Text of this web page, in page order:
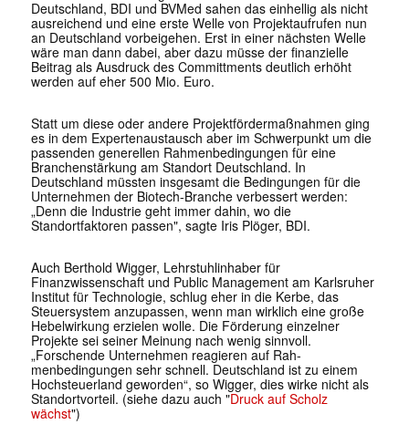
Deutschland, BDI und BVMed sahen das einhellig als nicht
ausreichend und eine erste Welle von Projektaufrufen nun
an Deutschland vorbeigehen. Erst in einer nächsten Welle
wäre man dann dabei, aber dazu müsse der finanzielle
Beitrag als Ausdruck des Committments deutlich erhöht
werden auf eher 500 Mio. Euro.
Statt um diese oder andere Projektfördermaßnahmen ging
es in dem Expertenaustausch aber im Schwerpunkt um die
passenden generellen Rahmenbedingungen für eine
Branchenstärkung am Standort Deutschland. In
Deutschland müssten insgesamt die Bedin­gungen für die
Unternehmen der Biotech-Branche verbessert werden:
„Denn die Industrie geht immer dahin, wo die
Standortfaktoren passen", sagte Iris Plöger, BDI.
Auch Berthold Wigger, Lehrstuhlinhaber für
Finanzwissenschaft und Public Management am Karlsruher
Institut für Technologie, schlug eher in die Kerbe, das
Steuersystem anzupassen, wenn man wirklich eine große
Hebelwirkung erzielen wolle. Die Förderung einzelner
Projekte sei seiner Meinung nach wenig sinnvoll.
„Forschende Unternehmen reagieren auf Rah­
menbedingungen sehr schnell. Deutschland ist zu einem
Hochsteuerland geworden“, so Wigger, dies wirke nicht als
Standortvorteil. (siehe dazu auch "Druck auf Scholz
wächst")